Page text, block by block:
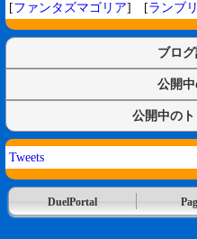
[ファンタズマゴリア] [ランブ
ブロ
公開
公開中の
Tweets
DuelPortal